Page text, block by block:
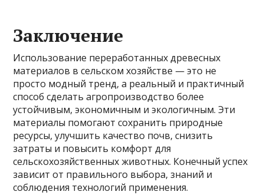
Заключение
Использование переработанных древесных
материалов в сельском хозяйстве — это не
просто модный тренд, а реальный и практичный
способ сделать агропроизводство более
устойчивым, экономичным и экологичным. Эти
материалы помогают сохранить природные
ресурсы, улучшить качество почв, снизить
затраты и повысить комфорт для
сельскохозяйственных животных. Конечный успех
зависит от правильного выбора, знаний и
соблюдения технологий применения.